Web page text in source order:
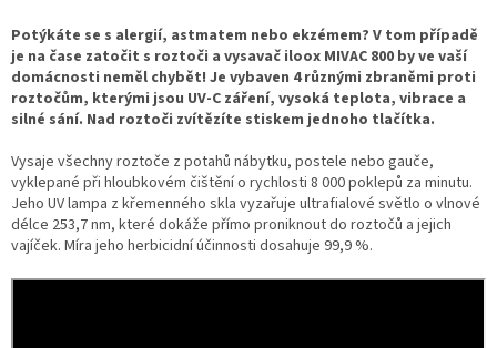
Potýkáte se s alergií, astmatem nebo ekzémem? V tom případě
je na čase zatočit s roztoči a vysavač iloox MIVAC 800 by ve vaší
domácnosti neměl chybět! Je vybaven 4 různými zbraněmi proti
roztočům, kterými jsou UV-C záření, vysoká teplota, vibrace a
silné sání. Nad roztoči zvítězíte stiskem jednoho tlačítka.
Vysaje všechny roztoče z potahů nábytku, postele nebo gauče,
vyklepané při hloubkovém čištění o rychlosti 8 000 poklepů za minutu.
Jeho UV lampa z křemenného skla vyzařuje ultrafialové světlo o vlnové
délce 253,7 nm, které dokáže přímo proniknout do roztočů a jejich
vajíček. Míra jeho herbicidní účinnosti dosahuje 99,9 %.